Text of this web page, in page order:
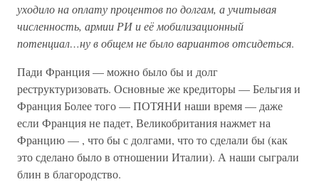
уходило на оплату процентов по долгам, а учитывая
численность, армии РИ и её мобилизационный
потенциал…ну в общем не было вариантов отсидеться.
Пади Франция — можно было бы и долг
реструктуризовать. Основные же кредиторы — Бельгия и
Франция Более того — ПОТЯНИ наши время — даже
если Франция не падет, Великобритания нажмет на
Францию — , что бы с долгами, что то сделали бы (как
это сделано было в отношении Италии). А наши сыграли
блин в благородство.